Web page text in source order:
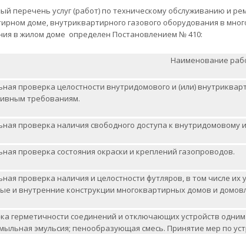
перечень услуг (работ) по техническому обслуживанию и
доме, внутриквартирного газового оборудования в
в жилом доме определен Постановлением № 410:
Наименование
проверка целостности внутридомового и (или)
требованиям.
проверка наличия свободного доступа к
проверка состояния окраски и креплений газопроводов.
проверка наличия и целостности футляров, в том числе
и внутренние конструкции многоквартирных домов и
герметичности соединений и отключающих устройств
эмульсия; пенообразующая смесь. Принятие мер по